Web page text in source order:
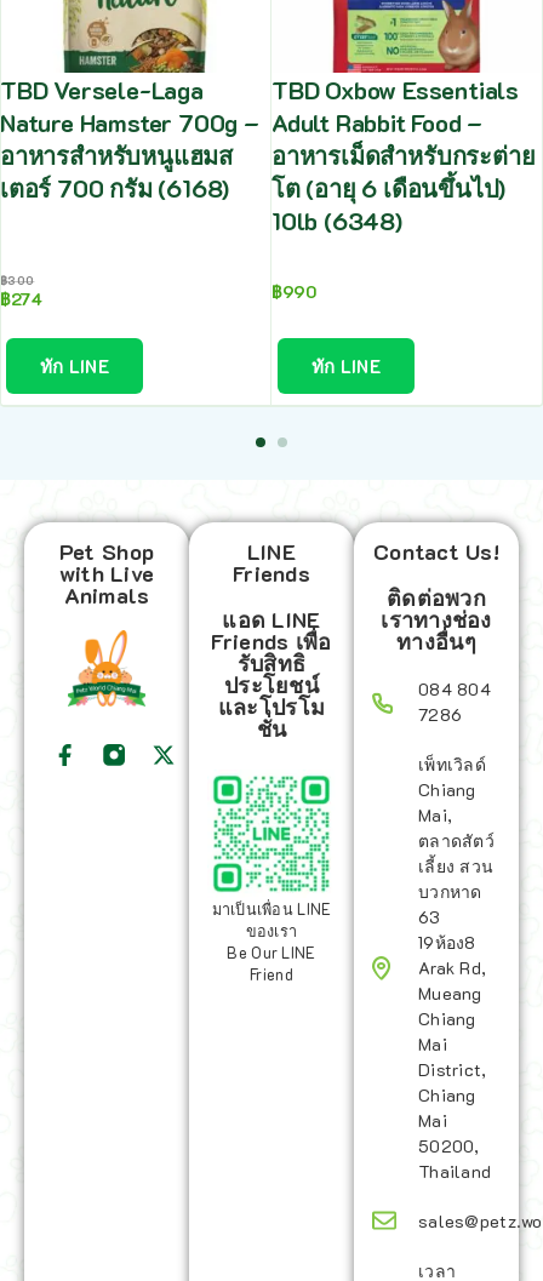
TBD Versele-Laga
Nature Hamster 700g –
อาหารสำหรับหนูแฮมส
เตอร์ 700 กรัม (6168)
฿300
฿274
ทัก LINE
TBD Oxbow Essentials
Adult Rabbit Food –
อาหารเม็ดสำหรับกระต่าย
โต (อายุ 6 เดือนขึ้นไป)
10lb (6348)
฿990
ทัก LINE
Pet Shop
with Live
Animals
LINE
Friends
แอด LINE
Friends เพื่อ
รับสิทธิ
ประโยชน์
และโปรโม
ชั่น
มาเป็นเพื่อน LINE
ของเรา
Be Our LINE
Friend
Contact Us!
ติดต่อพวก
เราทางช่อง
ทางอื่นๆ
084 804
7286
เพ็ทเวิลด์
Chiang
Mai,
ตลาดสัตว์
เลี้ยง สวน
บวกหาด
63
19ห้อง8
Arak Rd,
Mueang
Chiang
Mai
District,
Chiang
Mai
50200,
Thailand
เวลา